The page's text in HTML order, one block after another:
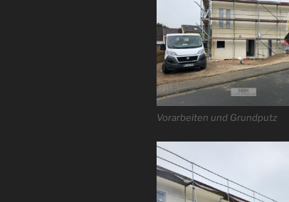
Vorarbeiten und Grundputz